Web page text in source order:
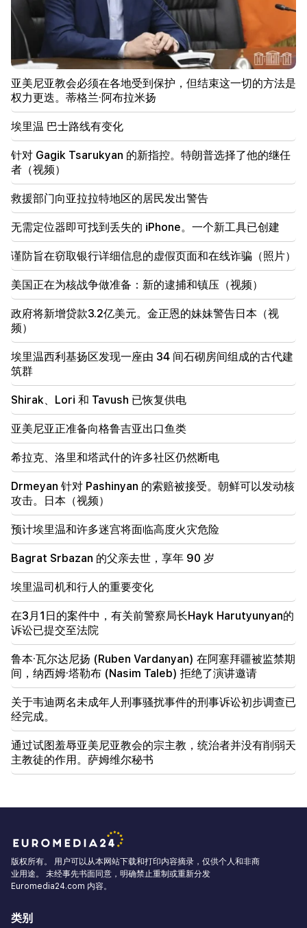
21:48
埃里温 巴士路线有变化
21:30
埃里温的生命已登上神坛。 Vardanyan 谈埃里温的空
气质量（视频）
21:16
他们试图以这种方式让我保持沉默，因为他们在国民议
会中没有成功。埃德加·加扎里安
20:30
Kocharyan、Sargsyan、Ter-Petrosyan 的
“innadu”。这个政府没有为国家做任何事（视频）
20:05
针对 Gagik Tsarukyan 的新指控。特朗普选择了他的
继任者（视频）
19:37 重要的
巴库监狱中的所有亚美尼亚人都享有自由。亚伯拉罕米
扬
19:28 重要的
在你的领导下，拉阿政府将继续为地区和平发挥建设性
作用。古特雷斯飞往帕希尼扬
18:35
俄罗斯准备继续对亚美尼亚铁路进行特许经营。奥弗丘
克
18:21
亚美尼亚产品向俄罗斯市场出口的不合理限制令人担
忧。鲁宾扬 到 马特维延科
18:11
努巴拉申垃圾填埋场发生的悲惨事件
亚美尼亚教会必须在各地受到保护，但结束这一切的方法是
权力更迭。蒂格兰·阿布拉米扬
埃里温 巴士路线有变化
针对 Gagik Tsarukyan 的新指控。特朗普选择了他的继任
者（视频）
救援部门向亚拉拉特地区的居民发出警告
无需定位器即可找到丢失的 iPhone。一个新工具已创建
谨防旨在窃取银行详细信息的虚假页面和在线诈骗（照片）
美国正在为核战争做准备：新的逮捕和镇压（视频）
政府将新增贷款3.2亿美元。金正恩的妹妹警告日本（视
频）
埃里温西利基扬区发现一座由 34 间石砌房间组成的古代建
筑群
Shirak、Lori 和 Tavush 已恢复供电
亚美尼亚正准备向格鲁吉亚出口鱼类
希拉克、洛里和塔武什的许多社区仍然断电
Drmeyan 针对 Pashinyan 的索赔被接受。朝鲜可以发动核
攻击。日本（视频）
预计埃里温和许多迷宫将面临高度火灾危险
Bagrat Srbazan 的父亲去世，享年 90 岁
埃里温司机和行人的重要变化
在3月1日的案件中，有关前警察局长Hayk Harutyunyan的
诉讼已提交至法院
鲁本·瓦尔达尼扬 (Ruben Vardanyan) 在阿塞拜疆被监禁期
间，纳西姆·塔勒布 (Nasim Taleb) 拒绝了演讲邀请
关于韦迪两名未成年人刑事骚扰事件的刑事诉讼初步调查已
经完成。
通过试图羞辱亚美尼亚教会的宗主教，统治者并没有削弱天
主教徒的作用。萨姆维尔秘书
版权所有。 用户可以从本网站下载和打印内容摘录，仅供个人和非商
业用途。 未经事先书面同意，明确禁止重制或重新分发
Euromedia24.com 内容。
类别